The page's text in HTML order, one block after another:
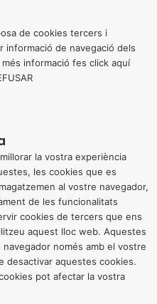
de cookies tercers i
de navegació dels
informació fes click aquí
la vostra experiència
les cookies que es
al vostre navegador,
de les funcionalitats
cookies de tercers que ens
aquest lloc web. Aquestes
navegador només amb el vostre
desactivar aquestes cookies.
pot afectar la vostra